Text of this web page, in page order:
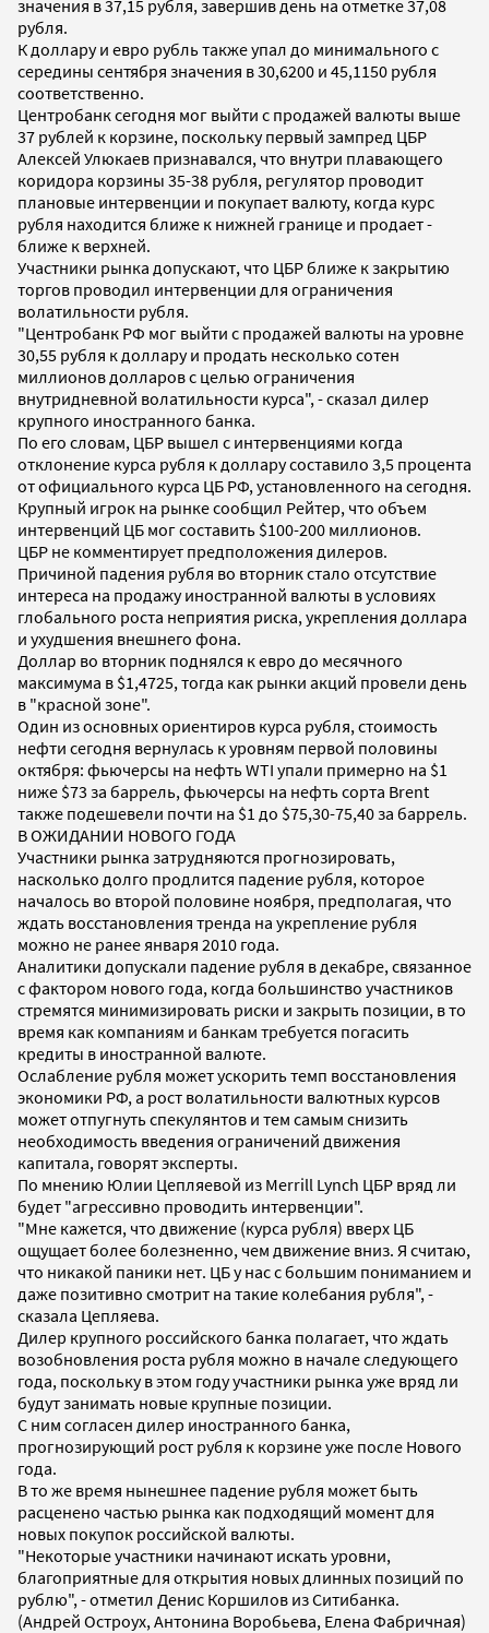
значения в 37,15 рубля, завершив день на отметке 37,08
рубля.
К доллару и евро рубль также упал до минимального с
середины сентября значения в 30,6200 и 45,1150 рубля
соответственно.
Центробанк сегодня мог выйти с продажей валюты выше
37 рублей к корзине, поскольку первый зампред ЦБР
Алексей Улюкаев признавался, что внутри плавающего
коридора корзины 35-38 рубля, регулятор проводит
плановые интервенции и покупает валюту, когда курс
рубля находится ближе к нижней границе и продает -
ближе к верхней.
Участники рынка допускают, что ЦБР ближе к закрытию
торгов проводил интервенции для ограничения
волатильности рубля.
"Центробанк РФ мог выйти с продажей валюты на уровне
30,55 рубля к доллару и продать несколько сотен
миллионов долларов с целью ограничения
внутридневной волатильности курса", - сказал дилер
крупного иностранного банка.
По его словам, ЦБР вышел с интервенциями когда
отклонение курса рубля к доллару составило 3,5 процента
от официального курса ЦБ РФ, установленного на сегодня.
Крупный игрок на рынке сообщил Рейтер, что объем
интервенций ЦБ мог составить $100-200 миллионов.
ЦБР не комментирует предположения дилеров.
Причиной падения рубля во вторник стало отсутствие
интереса на продажу иностранной валюты в условиях
глобального роста неприятия риска, укрепления доллара
и ухудшения внешнего фона.
Доллар во вторник поднялся к евро до месячного
максимума в $1,4725, тогда как рынки акций провели день
в "красной зоне".
Один из основных ориентиров курса рубля, стоимость
нефти сегодня вернулась к уровням первой половины
октября: фьючерсы на нефть WTI упали примерно на $1
ниже $73 за баррель, фьючерсы на нефть сорта Brent
также подешевели почти на $1 до $75,30-75,40 за баррель.
В ОЖИДАНИИ НОВОГО ГОДА
Участники рынка затрудняются прогнозировать,
насколько долго продлится падение рубля, которое
началось во второй половине ноября, предполагая, что
ждать восстановления тренда на укрепление рубля
можно не ранее января 2010 года.
Аналитики допускали падение рубля в декабре, связанное
с фактором нового года, когда большинство участников
стремятся минимизировать риски и закрыть позиции, в то
время как компаниям и банкам требуется погасить
кредиты в иностранной валюте.
Ослабление рубля может ускорить темп восстановления
экономики РФ, а рост волатильности валютных курсов
может отпугнуть спекулянтов и тем самым снизить
необходимость введения ограничений движения
капитала, говорят эксперты.
По мнению Юлии Цепляевой из Merrill Lynch ЦБР вряд ли
будет "агрессивно проводить интервенции".
"Мне кажется, что движение (курса рубля) вверх ЦБ
ощущает более болезненно, чем движение вниз. Я считаю,
что никакой паники нет. ЦБ у нас с большим пониманием и
даже позитивно смотрит на такие колебания рубля", -
сказала Цепляева.
Дилер крупного российского банка полагает, что ждать
возобновления роста рубля можно в начале следующего
года, поскольку в этом году участники рынка уже вряд ли
будут занимать новые крупные позиции.
С ним согласен дилер иностранного банка,
прогнозирующий рост рубля к корзине уже после Нового
года.
В то же время нынешнее падение рубля может быть
расценено частью рынка как подходящий момент для
новых покупок российской валюты.
"Некоторые участники начинают искать уровни,
благоприятные для открытия новых длинных позиций по
рублю", - отметил Денис Коршилов из Ситибанка.
(Андрей Остроух, Антонина Воробьева, Елена Фабричная)